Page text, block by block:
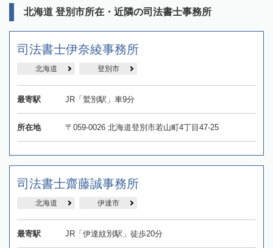
北海道 登別市所在・近隣の司法書士事務所
司法書士伊奈綾事務所
北海道 登別市
最寄駅 JR「鷲別駅」車9分
所在地 〒059-0026 北海道登別市若山町4丁目47-25
司法書士齋藤誠事務所
北海道 伊達市
最寄駅 JR「伊達紋別駅」徒歩20分